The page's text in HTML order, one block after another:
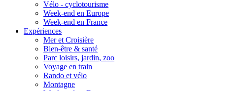
Vélo - cyclotourisme
Week-end en Europe
Week-end en France
Expériences
Mer et Croisière
Bien-être & santé
Parc loisirs, jardin, zoo
Voyage en train
Rando et vélo
Montagne